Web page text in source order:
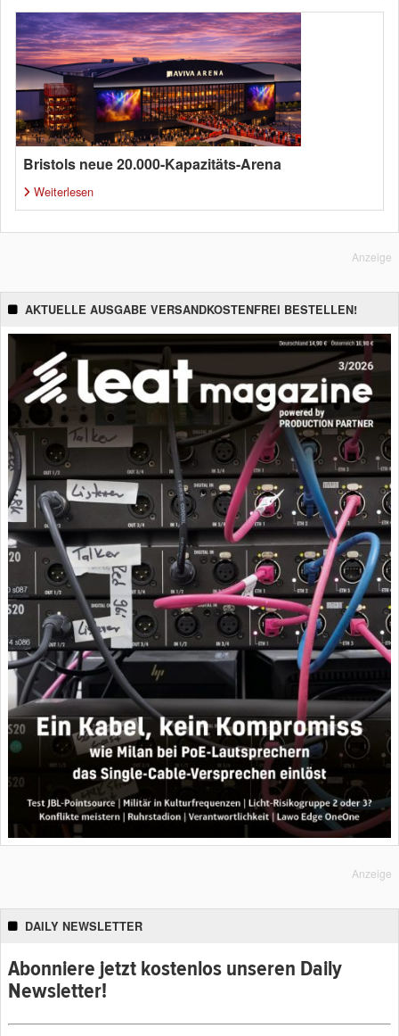
Bristols neue 20.000-Kapazitäts-Arena
Weiterlesen
Anzeige
AKTUELLE AUSGABE VERSANDKOSTENFREI BESTELLEN!
Anzeige
DAILY NEWSLETTER
Abonniere jetzt kostenlos unseren Daily
Newsletter!